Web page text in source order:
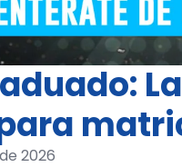
2026